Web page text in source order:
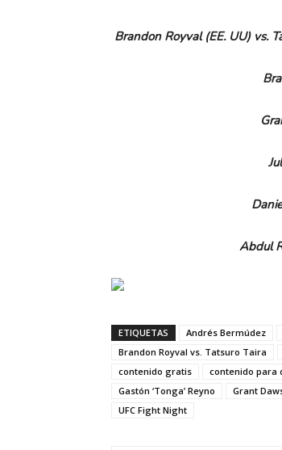
Brandon Royval (EE.UU) vs.
Abdul
ETIQUETAS Andrés Bermúdez
Brandon Royval vs. Tatsuro Taira
contenido gratis
contenido para
Gastón ‘Tonga’ Reyno
Grant
UFC Fight Night